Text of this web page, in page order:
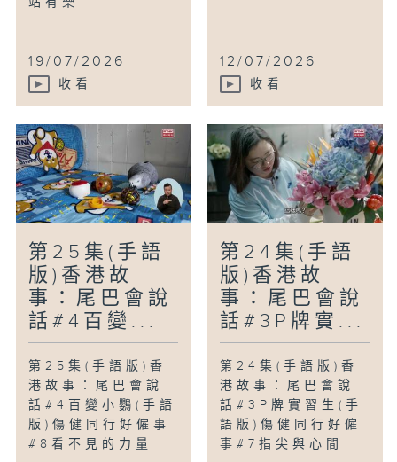
站有樂
19/07/2026
收看
12/07/2026
收看
第25集(手語
版)香港故
事：尾巴會說
話#4百變...
第25集(手語版)香
港故事：尾巴會說
話#4百變小鸚(手語
版)傷健同行好僱事
#8看不見的力量
第24集(手語
版)香港故
事：尾巴會說
話#3P牌實...
第24集(手語版)香
港故事：尾巴會說
話#3P牌實習生(手
語版)傷健同行好僱
事#7指尖與心間